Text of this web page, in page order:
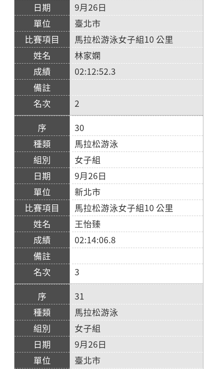
9月26日
臺北市
馬拉松游泳女子組10 公里
林家嫻
02:12:52.3
2
30
馬拉松游泳
女子組
9月26日
新北市
馬拉松游泳女子組10 公里
王怡臻
02:14:06.8
3
31
馬拉松游泳
女子組
9月26日
臺北市